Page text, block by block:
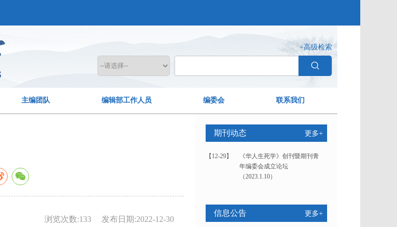
+高级检索
主编团队 编辑部工作人员 编委会 联系我们
发布日期:2022-12-30
浏览次数:133
期刊动态 更多+
【12-29】
《华人生死学》创刊暨期刊青
年编委会成立论坛
（2023.1.10）
信息公告 更多+